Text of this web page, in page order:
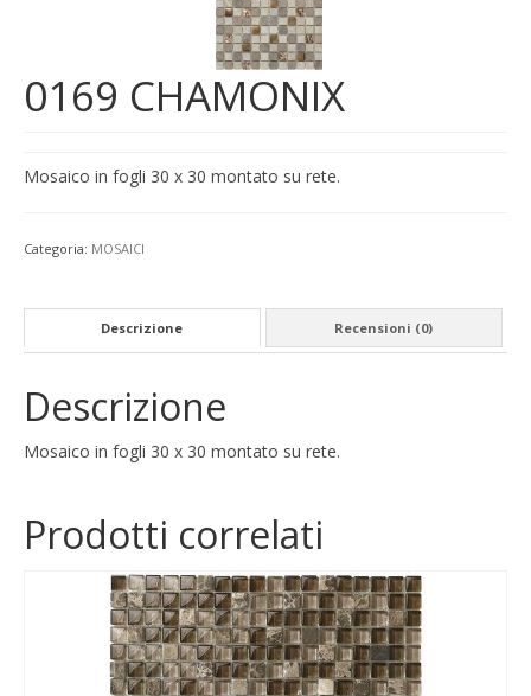
0169 CHAMONIX
Mosaico in fogli 30 x 30 montato su rete.
Categoria: MOSAICI
Descrizione Recensioni (0)
Descrizione
Mosaico in fogli 30 x 30 montato su rete.
Prodotti correlati